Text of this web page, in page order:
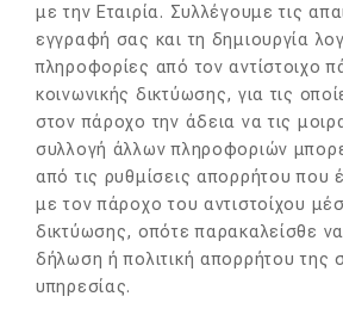
με την Εταιρία. Συλλέγουμε τις
εγγραφή σας και τη δημιουργία
πληροφορίες από τον αντίστοιχο
κοινωνικής δικτύωσης, για τις
στον πάροχο την άδεια να τις
συλλογή άλλων πληροφοριών
από τις ρυθμίσεις απορρήτου που
με τον πάροχο του αντιστοίχου
δικτύωσης, οπότε παρακαλείσθε
δήλωση ή πολιτική απορρήτου της
υπηρεσίας.